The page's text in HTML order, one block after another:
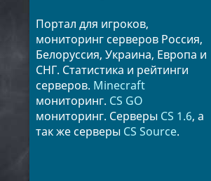
Портал для игроков,
мониторинг серверов Россия,
Белоруссия, Украина, Европа и
СНГ. Статистика и рейтинги
серверов. Minecraft
мониторинг. CS GO
мониторинг. Серверы CS 1.6, а
так же серверы CS Source.